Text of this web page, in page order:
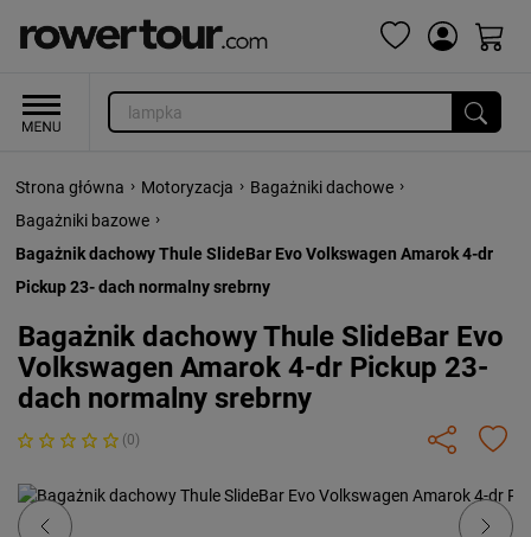
Strona główna › Motoryzacja › Bagażniki dachowe ›
Bagażniki bazowe ›
Bagażnik dachowy Thule SlideBar Evo Volkswagen Amarok 4-dr
Pickup 23- dach normalny srebrny
Bagażnik dachowy Thule SlideBar Evo
Volkswagen Amarok 4-dr Pickup 23-
dach normalny srebrny
(0)
Previous Next